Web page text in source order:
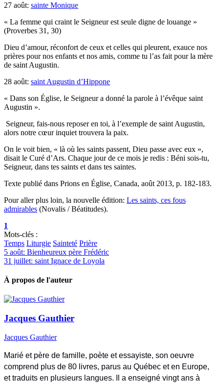
27 août: sainte Monique
« La femme qui craint le Seigneur est seule digne de louange »
(Proverbes 31, 30)
Dieu d’amour, réconfort de ceux et celles qui pleurent, exauce nos
prières pour nos enfants et nos amis, comme tu l’as fait pour la mère
de saint Augustin.
28 août: saint Augustin d’Hippone
« Dans son Église, le Seigneur a donné la parole à l’évêque saint
Augustin ».
Seigneur, fais-nous reposer en toi, à l’exemple de saint Augustin,
alors notre cœur inquiet trouvera la paix.
On le voit bien, « là où les saints passent, Dieu passe avec eux »,
disait le Curé d’Ars. Chaque jour de ce mois je redis : Béni sois-tu,
Seigneur, dans tes saints et dans tes saintes.
Texte publié dans Prions en Église, Canada, août 2013, p. 182-183.
Pour aller plus loin, la nouvelle édition: Les saints, ces fous
admirables (Novalis / Béatitudes).
1
Mots-clés :
Temps Liturgie Sainteté Prière
5 août: Bienheureux père Frédéric
31 juillet: saint Ignace de Loyola
À propos de l'auteur
Jacques Gauthier
Jacques Gauthier
Marié et père de famille, poète et essayiste, son oeuvre
comprend plus de 80 livres, parus au Québec et en Europe,
et traduits en plusieurs langues. Il a enseigné vingt ans à